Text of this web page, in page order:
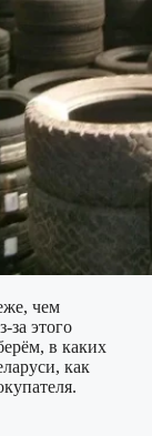
чем
за этого
в каких
как